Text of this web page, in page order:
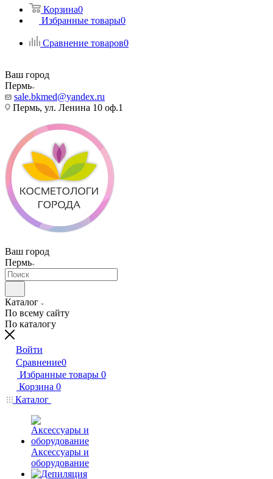
Корзина0
Избранные товары0
Сравнение товаров0
Ваш город
Пермь
sale.bkmed@yandex.ru
Пермь, ул. Ленина 10 оф.1
Ваш город
Пермь
Каталог
По всему сайту
По каталогу
Войти
Сравнение0
Избранные товары 0
Корзина 0
Каталог
Аксессуары и
оборудование